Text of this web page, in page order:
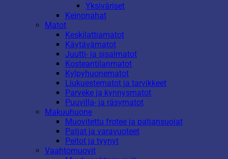
Yksiväriset
Keinonahat
Matot
Keskilattiamatot
Käytävämatot
Juutti- ja sisalmatot
Kosteantilanmatot
Kylpyhuonematot
Liukuestematot ja tarvikkeet
Parveke ja kynnysmatot
Puuvilla- ja räsymatot
Makuuhuone
Muovitettu frotee ja patjansuojat
Patjat ja varavuoteet
Peitot ja tyynyt
Vaahtomuovit